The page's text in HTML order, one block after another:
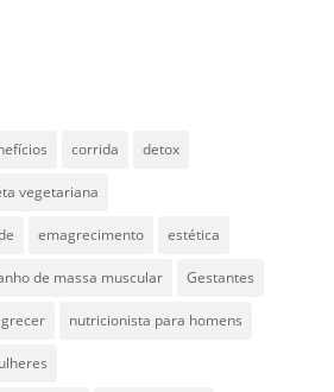
corrida detox
vegetariana
emagrecimento estética
de massa muscular Gestantes
nutricionista para homens